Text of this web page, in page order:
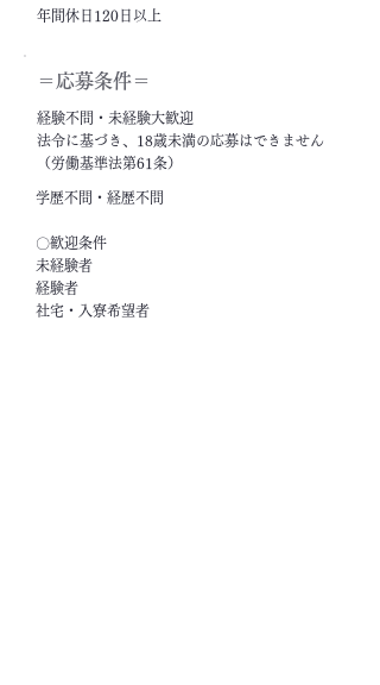
年間休日120日以上
＝応募条件＝
経験不問・未経験大歓迎
法令に基づき、18歳未満の応募はできません
（労働基準法第61条）
学歴不問・経歴不問
〇歓迎条件
未経験者
経験者
社宅・入寮希望者